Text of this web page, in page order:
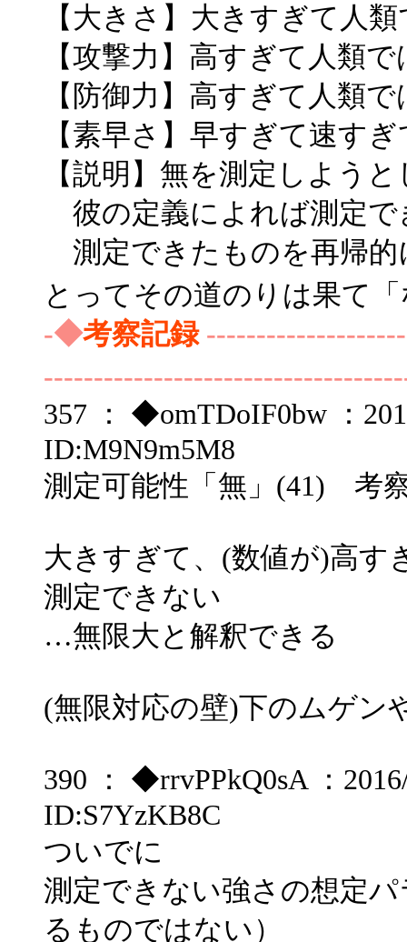
【大きさ】大きすぎて人
【攻撃力】高すぎて人類
【防御力】高すぎて人類
【素早さ】早すぎて速す
【説明】無を測定しよう
彼の定義によれば測定で
測定できたものを再帰的
とってその道のりは果て
-◆考察記録
357 ： ◆omTDoIF0bw ：
ID:M9N9m5M8
測定可能性「無」(41) 考
大きすぎて、(数値が)高す
測定できない
…無限大と解釈できる
(無限対応の壁)下のムゲン
390 ： ◆rrvPPkQ0sA ：
ID:S7YzKB8C
ついでに
測定できない強さの想定
るものではない）